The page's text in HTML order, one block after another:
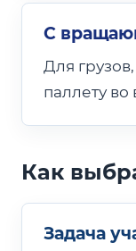
С
Для
паллету
Как
Задача